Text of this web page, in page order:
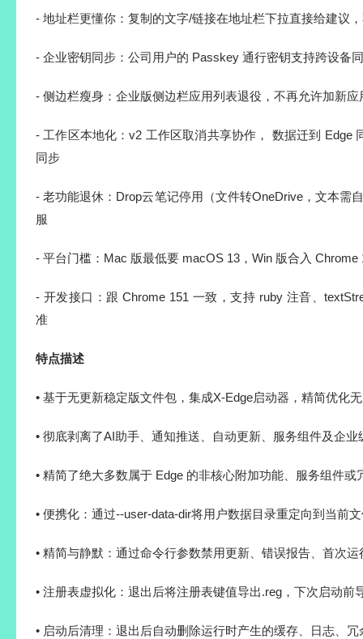
- 地址栏更懂你：复制的文字/链接在地址栏下拉直接给建议
- 企业密钥同步：公司用户的 Passkey 通行密钥支持跨设备
- 侧边栏瘦身：企业版侧边栏应用列表退役，不再允许加新
- 工作区本地化：v2 工作区取消共享协作， 数据迁到 Edge
同步
- 老功能退休：Drop云笔记停用（文件转OneDrive，文本需
服
- 平台门槛：Mac 版最低要 macOS 13，Win 版合入 Chrome
- 开发接口：跟 Chrome 151 一致，支持 ruby 注音、
准
特点描述
• 基于无更新稳定版文件包，集成X-Edge启动器，精简优化
• 彻底剥离了AI助手、通知推送、自动更新、服务组件及企业
• 精简了绝大多数属于 Edge 的非核心附加功能、服务组件或
• 便携化：通过--user-data-dir将用户数据目录重定向到当前
• 精简与静默：通过命令行参数禁用更新、错误报告、首次
• 注册表虚拟化：退出后将注册表键值导出.reg，下次启动前
• 启动后清理：退出后自动删除运行时产生的缓存、日志、